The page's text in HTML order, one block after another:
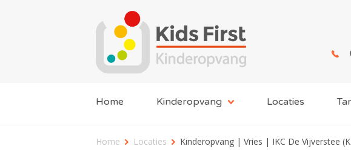
Home Kinderopvang Locaties
Home Locaties Kinderopvang | Vries | IKC De Vijverstee